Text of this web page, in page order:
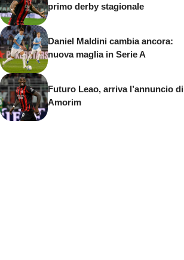
primo derby stagionale
Daniel Maldini cambia ancora:
nuova maglia in Serie A
Futuro Leao, arriva l’annuncio di
Amorim